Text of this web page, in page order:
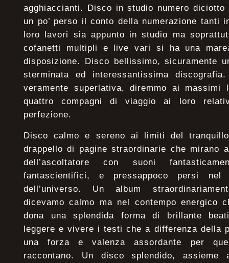
agghiaccianti. Disco in studio numero diciotto
un po’ perso il conto della numerazione tanti
loro lavori sia appunto in studio ma
cofanetti multipli e live vari si ha una
disposizione. Disco bellissimo, sicuramente
sterminata ed interessantissima
veramente superlativa, diremmo ai
quattro compagni di viaggio ai loro
perfezione.
Disco calmo e sereno ai limiti del
drappello di pagine straordinarie che mirano
dell’ascoltatore con suoni
fantascientifici, e pressappoco persi
dell’universo. Un album
dicevamo calmo ma nel contempo energico
dona una splendida forma di brillante
leggere e vivere i testi che a differenza della
una forza e valenza assordante per
raccontano. Un disco splendido, assieme